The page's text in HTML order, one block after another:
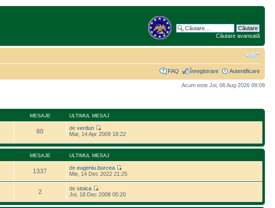
Căutare avansată
FAQ Înregistrare Autentificare
Acum este Joi, 06 Aug 2026 08:08
MESAJE ULTIMUL MESAJ
80 deverdun
Mar, 14 Apr 2009 18:22
MESAJE ULTIMUL MESAJ
1337 deeugeniu.burcea
Mie, 14 Dec 2022 21:25
2 destoica
Joi, 18 Dec 2008 05:20